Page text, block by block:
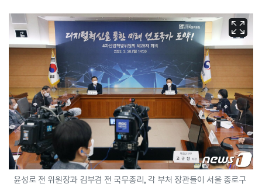
윤성로 전 위원장과 김부겸 전 국무총리, 각 부처 장관들이 서울 종로구